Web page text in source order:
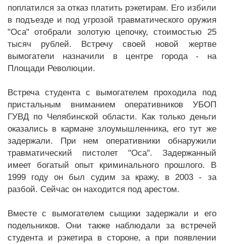
поплатился за отказ платить рэкетирам. Его избили
в подъезде и под угрозой травматического оружия
"Оса" отобрали золотую цепочку, стоимостью 25
тысяч рублей. Встречу своей новой жертве
вымогатели назначили в центре города - на
Площади Революции.
Встреча студента с вымогателем проходила под
пристальным вниманием оперативников УБОП
ГУВД по Челябинской области. Как только деньги
оказались в кармане злоумышленника, его тут же
задержали. При нем оперативники обнаружили
травматический пистолет "Оса". Задержанный
имеет богатый опыт криминального прошлого. В
1999 году он был судим за кражу, в 2003 - за
разбой. Сейчас он находится под арестом.
Вместе с вымогателем сыщики задержали и его
подельников. Они также наблюдали за встречей
студента и рэкетира в стороне, а при появлении